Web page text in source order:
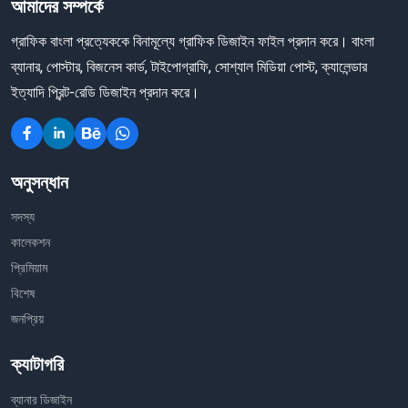
আমাদের সম্পর্কে
গ্রাফিক বাংলা প্রত্যেককে বিনামূল্যে গ্রাফিক ডিজাইন ফাইল প্রদান করে। বাংলা
ব্যানার, পোস্টার, বিজনেস কার্ড, টাইপোগ্রাফি, সোশ্যাল মিডিয়া পোস্ট, ক্যালেন্ডার
ইত্যাদি প্রিন্ট-রেডি ডিজাইন প্রদান করে।
অনুসন্ধান
সদস্য
কালেকশন
প্রিমিয়াম
বিশেষ
জনপ্রিয়
ক্যাটাগরি
ব্যানার ডিজাইন